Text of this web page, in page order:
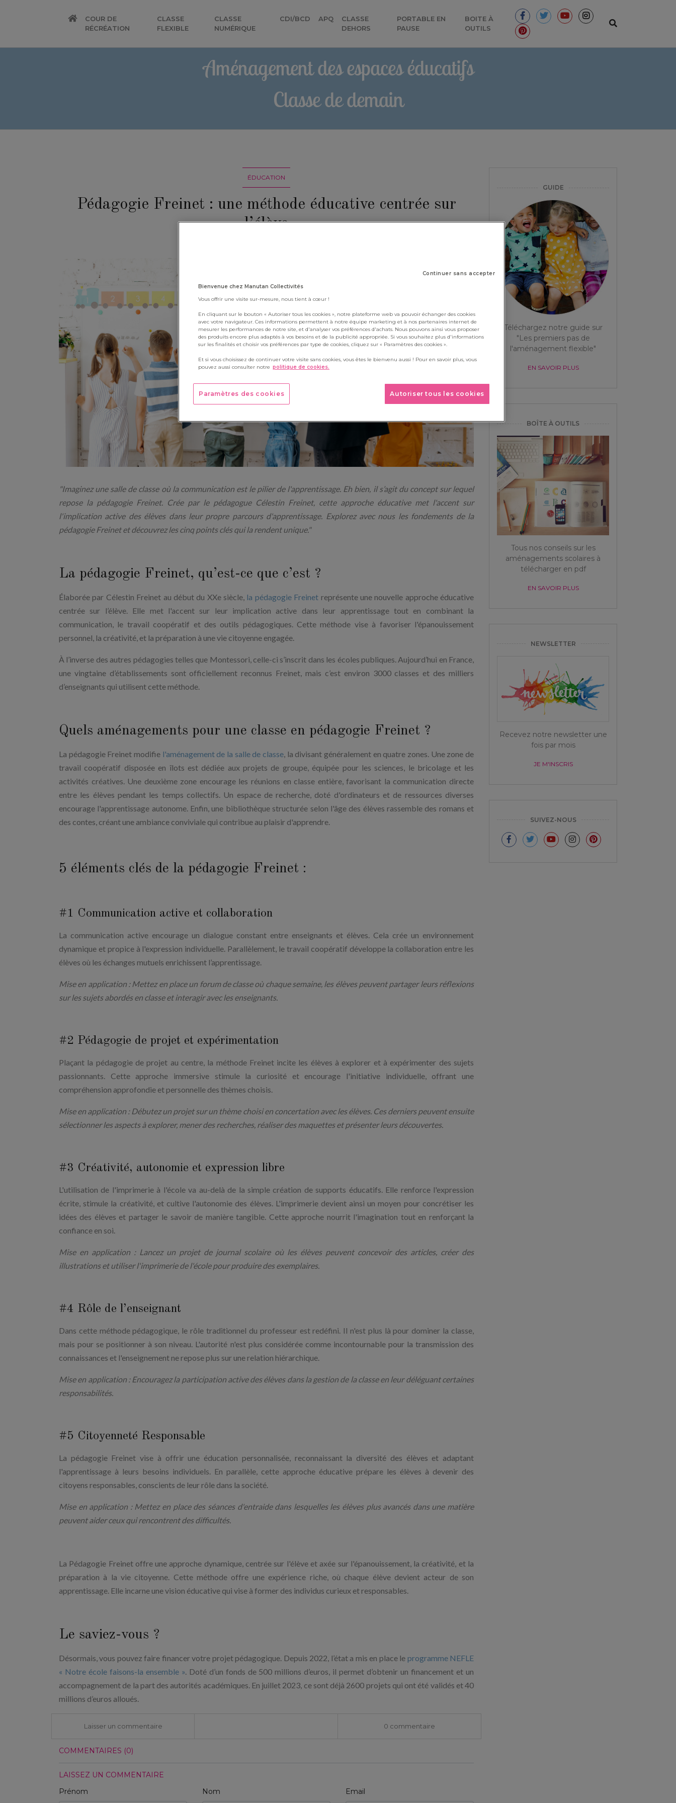
COUR DE
RÉCRÉATION
CLASSE
FLEXIBLE
CLASSE
NUMÉRIQUE
CDI/BCD APQ
CLASSE
DEHORS
PORTABLE EN
PAUSE
BOITE À
OUTILS
Aménagement des espaces éducatifs
Classe de demain
ÉDUCATION
Pédagogie Freinet : une méthode éducative centrée sur
l’élève
"Imaginez une salle de classe où la communication est le pilier de l'apprentissage. Eh bien, il s’agit du concept sur lequel
repose la pédagogie Freinet. Crée par le pédagogue Célestin Freinet, cette approche éducative met l'accent sur
l'implication active des élèves dans leur propre parcours d'apprentissage. Explorez avec nous les fondements de la
pédagogie Freinet et découvrez les cinq points clés qui la rendent unique."
La pédagogie Freinet, qu’est-ce que c’est ?
Élaborée par Célestin Freinet au début du XXe siècle, la pédagogie Freinet représente une nouvelle approche éducative
centrée sur l’élève. Elle met l'accent sur leur implication active dans leur apprentissage tout en combinant la
communication, le travail coopératif et des outils pédagogiques. Cette méthode vise à favoriser l'épanouissement
personnel, la créativité, et la préparation à une vie citoyenne engagée.
À l’inverse des autres pédagogies telles que Montessori, celle-ci s’inscrit dans les écoles publiques. Aujourd’hui en France,
une vingtaine d’établissements sont officiellement reconnus Freinet, mais c’est environ 3000 classes et des milliers
d’enseignants qui utilisent cette méthode.
Quels aménagements pour une classe en pédagogie Freinet ?
La pédagogie Freinet modifie l'aménagement de la salle de classe, la divisant généralement en quatre zones. Une zone de
travail coopératif disposée en îlots est dédiée aux projets de groupe, équipée pour les sciences, le bricolage et les
activités créatives. Une deuxième zone encourage les réunions en classe entière, favorisant la communication directe
entre les élèves pendant les temps collectifs. Un espace de recherche, doté d'ordinateurs et de ressources diverses
encourage l'apprentissage autonome. Enfin, une bibliothèque structurée selon l'âge des élèves rassemble des romans et
des contes, créant une ambiance conviviale qui contribue au plaisir d'apprendre.
5 éléments clés de la pédagogie Freinet :
#1 Communication active et collaboration
La communication active encourage un dialogue constant entre enseignants et élèves. Cela crée un environnement
dynamique et propice à l'expression individuelle. Parallèlement, le travail coopératif développe la collaboration entre les
élèves où les échanges mutuels enrichissent l’apprentissage.
Mise en application : Mettez en place un forum de classe où chaque semaine, les élèves peuvent partager leurs réflexions
sur les sujets abordés en classe et interagir avec les enseignants.
#2 Pédagogie de projet et expérimentation
Plaçant la pédagogie de projet au centre, la méthode Freinet incite les élèves à explorer et à expérimenter des sujets
passionnants. Cette approche immersive stimule la curiosité et encourage l'initiative individuelle, offrant une
compréhension approfondie et personnelle des thèmes choisis.
Mise en application : Débutez un projet sur un thème choisi en concertation avec les élèves. Ces derniers peuvent ensuite
sélectionner les aspects à explorer, mener des recherches, réaliser des maquettes et présenter leurs découvertes.
#3 Créativité, autonomie et expression libre
L'utilisation de l'imprimerie à l'école va au-delà de la simple création de supports éducatifs. Elle renforce l'expression
écrite, stimule la créativité, et cultive l'autonomie des élèves. L'imprimerie devient ainsi un moyen pour concrétiser les
idées des élèves et partager le savoir de manière tangible. Cette approche nourrit l'imagination tout en renforçant la
confiance en soi.
Mise en application : Lancez un projet de journal scolaire où les élèves peuvent concevoir des articles, créer des
illustrations et utiliser l'imprimerie de l'école pour produire des exemplaires.
#4 Rôle de l’enseignant
Dans cette méthode pédagogique, le rôle traditionnel du professeur est redéfini. Il n'est plus là pour dominer la classe,
mais pour se positionner à son niveau. L'autorité n'est plus considérée comme incontournable pour la transmission des
connaissances et l'enseignement ne repose plus sur une relation hiérarchique.
Mise en application : Encouragez la participation active des élèves dans la gestion de la classe en leur déléguant certaines
responsabilités.
#5 Citoyenneté Responsable
La pédagogie Freinet vise à offrir une éducation personnalisée, reconnaissant la diversité des élèves et adaptant
l'apprentissage à leurs besoins individuels. En parallèle, cette approche éducative prépare les élèves à devenir des
citoyens responsables, conscients de leur rôle dans la société.
Mise en application : Mettez en place des séances d'entraide dans lesquelles les élèves plus avancés dans une matière
peuvent aider ceux qui rencontrent des difficultés.
La Pédagogie Freinet offre une approche dynamique, centrée sur l'élève et axée sur l'épanouissement, la créativité, et la
préparation à la vie citoyenne. Cette méthode offre une expérience riche, où chaque élève devient acteur de son
apprentissage. Elle incarne une vision éducative qui vise à former des individus curieux et responsables.
Le saviez-vous ?
Désormais, vous pouvez faire financer votre projet pédagogique. Depuis 2022, l’état a mis en place le programme NEFLE
« Notre école faisons-la ensemble ». Doté d’un fonds de 500 millions d’euros, il permet d’obtenir un financement et un
accompagnement de la part des autorités académiques. En juillet 2023, ce sont déjà 2600 projets qui ont été validés et 40
millions d’euros alloués.
Laisser un commentaire 0 commentaire
COMMENTAIRES (0)
LAISSEZ UN COMMENTAIRE
Prénom
Nom Email
GUIDE
Téléchargez notre guide sur
"Les premiers pas de
l'aménagement flexible"
EN SAVOIR PLUS
BOÎTE À OUTILS
Tous nos conseils sur les
aménagements scolaires à
télécharger en pdf
EN SAVOIR PLUS
NEWSLETTER
Recevez notre newsletter une
fois par mois
JE M'INSCRIS
SUIVEZ-NOUS
Continuer sans accepter
Bienvenue chez Manutan Collectivités
Vous offrir une visite sur-mesure, nous tient à cœur !
En cliquant sur le bouton « Autoriser tous les cookies », notre plateforme web va pouvoir échanger des cookies
avec votre navigateur. Ces informations permettent à notre équipe marketing et à nos partenaires internet de
mesurer les performances de notre site, et d'analyser vos préférences d'achats. Nous pouvons ainsi vous proposer
des produits encore plus adaptés à vos besoins et de la publicité appropriée. Si vous souhaitez plus d'informations
sur les finalités et choisir vos préférences par type de cookies, cliquez sur « Paramètres des cookies ».
Et si vous choisissez de continuer votre visite sans cookies, vous êtes le bienvenu aussi ! Pour en savoir plus, vous
pouvez aussi consulter notre politique de cookies.
Autoriser tous les cookies
Paramètres des cookies